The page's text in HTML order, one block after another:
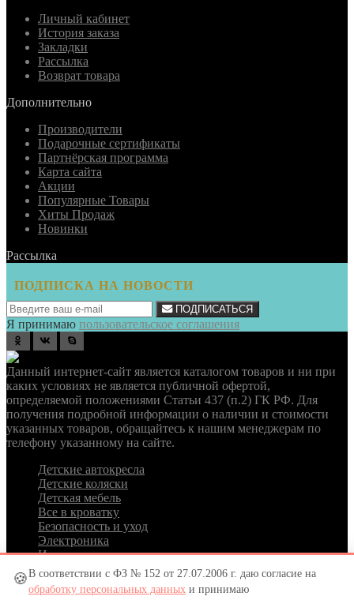
Личный кабинет
История заказа
Закладки
Рассылка
Возврат товара
Дополнительно
Производители
Подарочные сертификаты
Партнёрская программа
Карта сайта
Акции
Популярные Товары
Хиты Продаж
Новинки
Рассылка
ПОДПИСКА НА НОВОСТИ
ПОДПИСАТЬСЯ
Я принимаю пользовательское соглашения
odnoklassniki
vk skype
Данный интернет-сайт является каталогом товаров и ни при
каких условиях не является публичной офертой,
определяемой положениями Статьи 437 (п.2) ГК РФ. Для
получения подробной информации о наличии и стоимости
указанных товаров, обращайтесь к нашим менеджерам по
телефону указанному на сайте.
Детские автокресла
Детские коляски
Детская мебель
Все в кроватку
Безопасность и уход
Электроника
Игровая комната
🍪В соответствии с ФЗ № 152 от 27.07.2006 г. даю согласие на
обработку персональных данных и принимаю